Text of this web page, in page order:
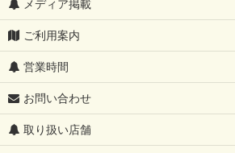
メディア掲載
ご利用案内
営業時間
お問い合わせ
取り扱い店舗